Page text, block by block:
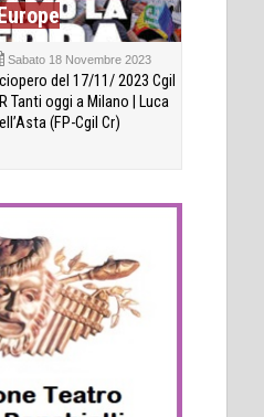
Sabato 18 Novembre 2023
del 17/11/ 2023 Cgil
Tanti oggi a Milano | Luca
(FP-Cgil Cr)